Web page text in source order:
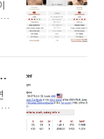
니
1,